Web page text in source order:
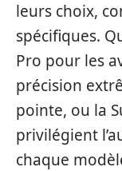
leurs choix,
spécifiques.
Pro pour les
précision
pointe, ou la
privilégient
chaque